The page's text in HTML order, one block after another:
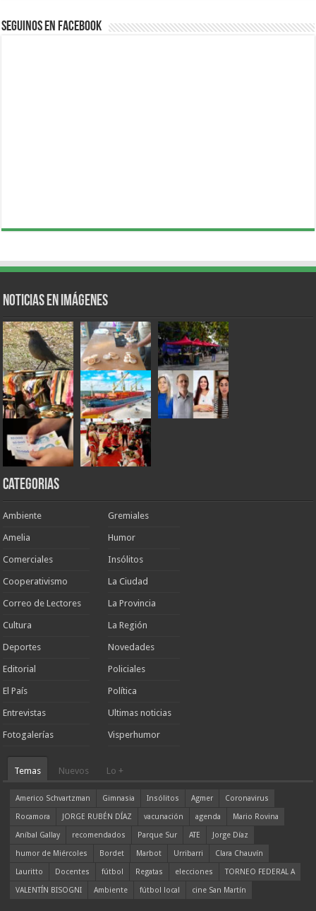
Seguinos en Facebook
Noticias en Imágenes
Categorias
Ambiente
Amelia
Comerciales
Cooperativismo
Correo de Lectores
Cultura
Deportes
Editorial
El País
Entrevistas
Fotogalerías
Gremiales
Humor
Insólitos
La Ciudad
La Provincia
La Región
Novedades
Policiales
Política
Ultimas noticias
Visperhumor
Temas Nuevos Lo +
Americo Schvartzman Gimnasia Insólitos Agmer
Coronavirus
Rocamora
JORGE RUBÉN DÍAZ vacunación agenda
Mario Rovina
Aníbal Gallay
recomendados Parque Sur ATE
Jorge Díaz
humor de Miércoles
Bordet Marbot Urribarri
Clara Chauvín
Lauritto
Docentes fútbol Regatas elecciones
TORNEO FEDERAL A
VALENTÍN BISOGNI
Ambiente fútbol local cine San Martín